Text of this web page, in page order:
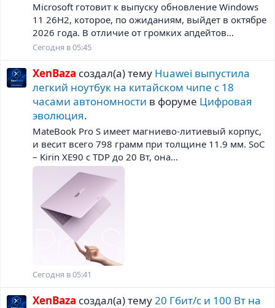
Microsoft готовит к выпуску обновление Windows
11 26H2, которое, по ожиданиям, выйдет в октябре
2026 года. В отличие от громких апдейтов...
Сегодня в 05:45
XenBaza создал(а) тему Huawei выпустила
легкий ноутбук на китайском чипе с 18
часами автономности в форуме Цифровая
эволюция.
MateBook Pro S имеет магниево-литиевый корпус,
и весит всего 798 грамм при толщине 11.9 мм. SoC
– Kirin XE90 с TDP до 20 Вт, она...
Сегодня в 05:41
XenBaza создал(а) тему20 Гбит/с и 100 Вт на